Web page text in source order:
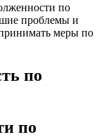
по
проблемы и
меры по
по
по